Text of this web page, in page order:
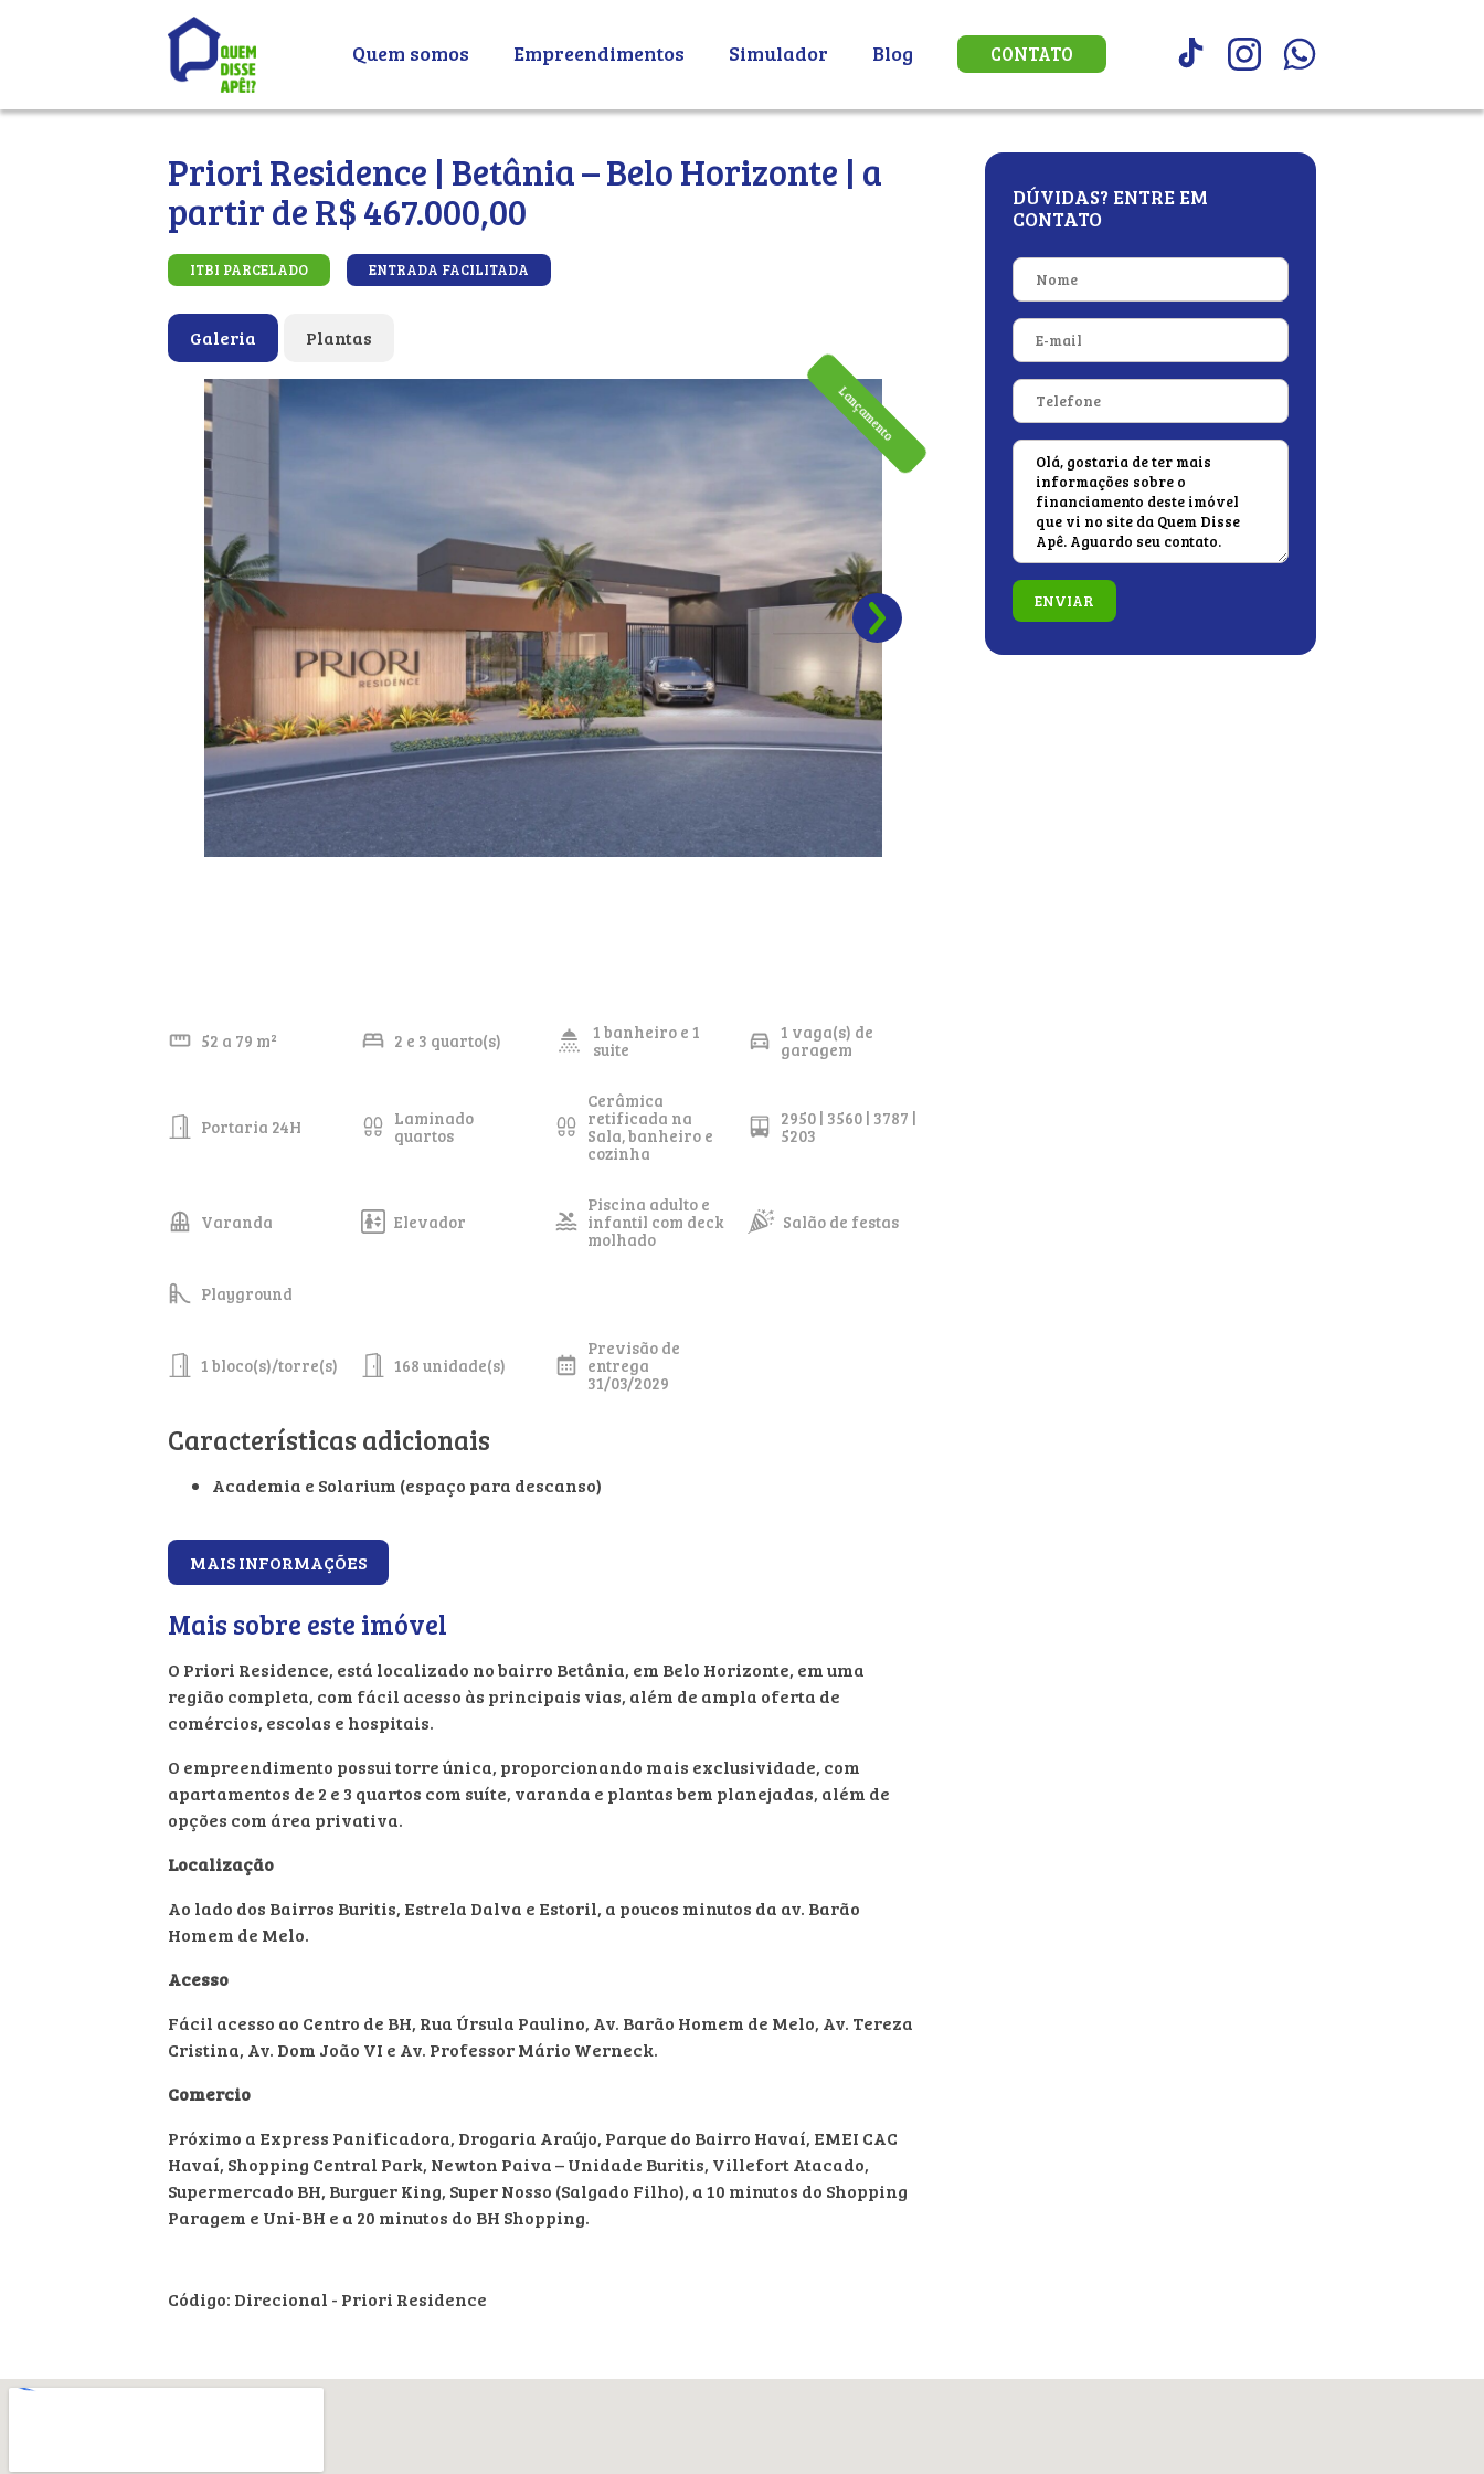
Quem somos Empreendimentos Simulador Blog CONTATO
Priori Residence | Betânia – Belo Horizonte | a
partir de R$ 467.000,00
ITBI PARCELADO ENTRADA FACILITADA
Galeria Plantas
Lançamento
52 a 79 m² 2 e 3 quarto(s)
1 banheiro e 1
suite
1 vaga(s) de
garagem
Portaria 24H
Laminado
quartos
Cerâmica
retificada na
Sala, banheiro e
cozinha
2950 | 3560 | 3787 |
5203
Varanda Elevador
Piscina adulto e
infantil com deck
molhado
Salão de festas
Playground
1 bloco(s)/torre(s) 168 unidade(s)
Previsão de
entrega
31/03/2029
Características adicionais
Academia e Solarium (espaço para descanso)
MAIS INFORMAÇÕES
Mais sobre este imóvel
O Priori Residence, está localizado no bairro Betânia, em Belo Horizonte, em uma
região completa, com fácil acesso às principais vias, além de ampla oferta de
comércios, escolas e hospitais.
O empreendimento possui torre única, proporcionando mais exclusividade, com
apartamentos de 2 e 3 quartos com suíte, varanda e plantas bem planejadas, além de
opções com área privativa.
Localização
Ao lado dos Bairros Buritis, Estrela Dalva e Estoril, a poucos minutos da av. Barão
Homem de Melo.
Acesso
Fácil acesso ao Centro de BH, Rua Úrsula Paulino, Av. Barão Homem de Melo, Av. Tereza
Cristina, Av. Dom João VI e Av. Professor Mário Werneck.
Comercio
Próximo a Express Panificadora, Drogaria Araújo, Parque do Bairro Havaí, EMEI CAC
Havaí, Shopping Central Park, Newton Paiva – Unidade Buritis, Villefort Atacado,
Supermercado BH, Burguer King, Super Nosso (Salgado Filho), a 10 minutos do Shopping
Paragem e Uni-BH e a 20 minutos do BH Shopping.
Código: Direcional - Priori Residence
DÚVIDAS? ENTRE EM
CONTATO